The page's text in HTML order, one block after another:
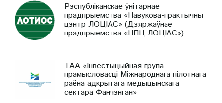
Рэспубліканскае ўнітарнае
прадпрыемства «Навукова-практычны
цэнтр ЛОЦІАС» (Дзяржаўнае
прадпрыемства «НПЦ ЛОЦІАС»)
ТАА «Інвестыцыйная група
прамысловасці Міжнароднага пілотнага
раёна адкрытага медыцынскага
сектара Фанчэнган»